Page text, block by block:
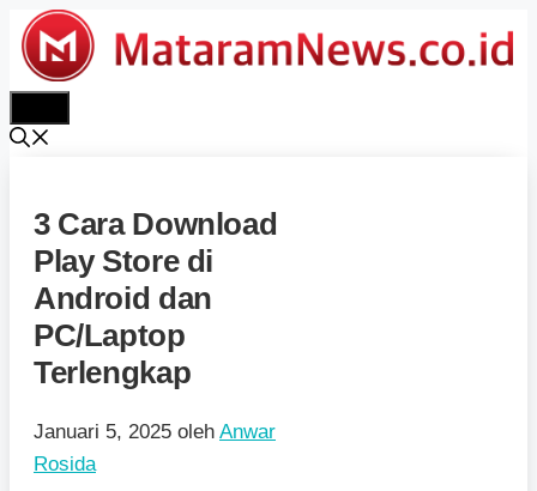
Langsung
ke
isi
3 Cara Download
Play Store di
Android dan
PC/Laptop
Terlengkap
Januari 5, 2025 oleh Anwar
Rosida